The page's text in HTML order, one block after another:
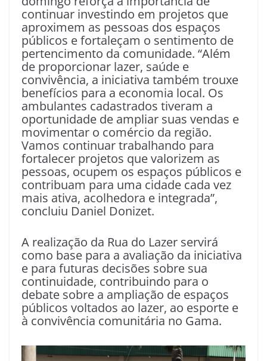
continuar investindo em projetos que
aproximem as pessoas dos espaços
públicos e fortaleçam o sentimento de
pertencimento da comunidade. “Além
de proporcionar lazer, saúde e
convivência, a iniciativa também trouxe
benefícios para a economia local. Os
ambulantes cadastrados tiveram a
oportunidade de ampliar suas vendas e
movimentar o comércio da região.
Vamos continuar trabalhando para
fortalecer projetos que valorizem as
pessoas, ocupem os espaços públicos e
contribuam para uma cidade cada vez
mais ativa, acolhedora e integrada”,
concluiu Daniel Donizet.
A realização da Rua do Lazer servirá
como base para a avaliação da iniciativa
e para futuras decisões sobre sua
continuidade, contribuindo para o
debate sobre a ampliação de espaços
públicos voltados ao lazer, ao esporte e
à convivência comunitária no Gama.